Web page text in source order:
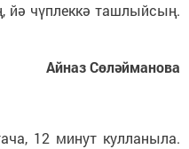
йә чүплеккә ташлыйсың.
Айназ Сөләйманова
12 минут кулланыла.